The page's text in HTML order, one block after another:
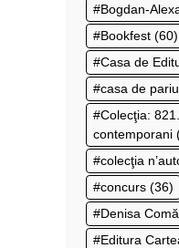
Bogdan-
Bookfest (60)
Casa de
casa de
Colecţia:
contemporani
colecţia
concurs (36)
Denisa
Editura